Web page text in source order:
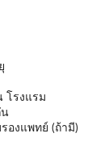
โรงแรม
องแพทย์ (ถ้ามี)